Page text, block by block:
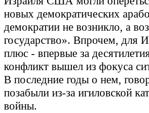
новых демократических
демократии не возникло, а
государство». Впрочем, для
плюс - впервые за
конфликт вышел из фокуса
В последние годы о нем,
позабыли из-за игиловской
войны.